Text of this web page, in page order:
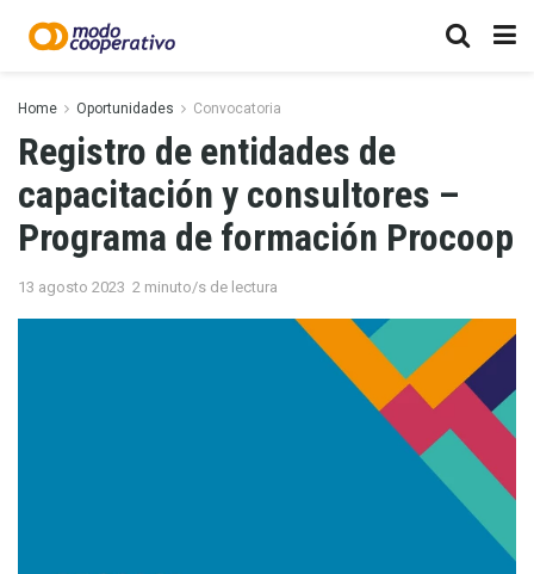
Home Oportunidades Convocatoria
Registro de entidades de
capacitación y consultores –
Programa de formación Procoop
13 agosto 2023 2 minuto/s de lectura